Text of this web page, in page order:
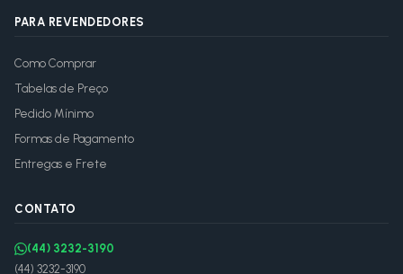
PARA REVENDEDORES
Como Comprar
Tabelas de Preço
Pedido Mínimo
Formas de Pagamento
Entregas e Frete
CONTATO
(44) 3232-3190
(44) 3232-3190